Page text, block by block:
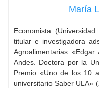
María
Economista
titular e investigadora
Agroalimentarias
Andes. Doctora por la
Premio «Uno de los 10
universitario Saber ULA»